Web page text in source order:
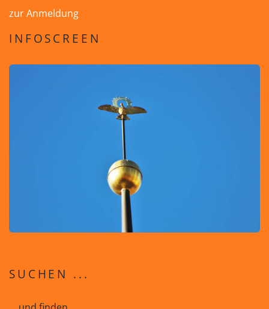
zur Anmeldung
INFOSCREEN
SUCHEN ...